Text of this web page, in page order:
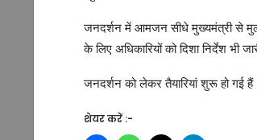
जनदर्शन में आमजन सीधे मुख्यमंत्री से
के लिए अधिकारियों को दिशा निर्देश भी
जनदर्शन को लेकर तैयारियां शुरू हो गई
शेयर करें :-